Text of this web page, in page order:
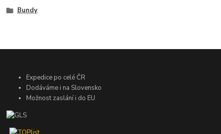
Bundy
Expedice po celé ČR
Dodáváme i na Slovensko
Možnost zaslání i do EU